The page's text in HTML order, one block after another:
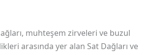
muhteşem zirveleri ve buzul
arasında yer alan Sat Dağları ve